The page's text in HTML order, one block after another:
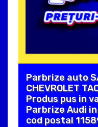
Parbrize auto
CHEVROLET
Produs pus in
Parbrize Audi
cod postal